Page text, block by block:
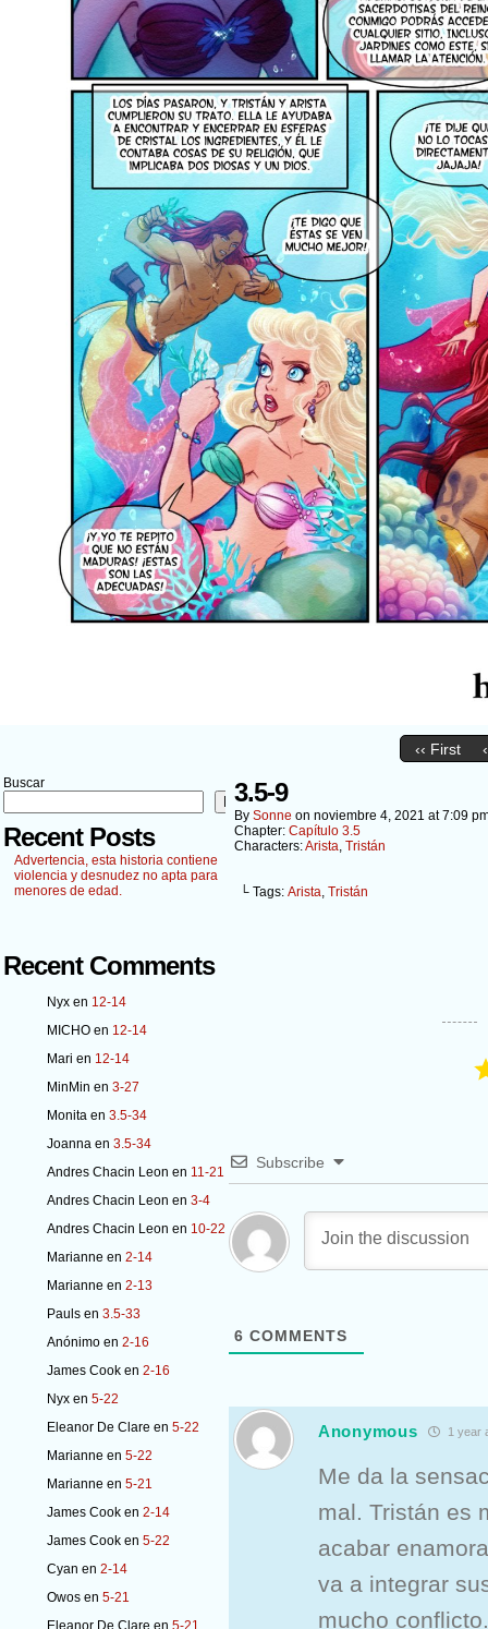
‹‹ First
Buscar
Buscar
Recent Posts
Advertencia, esta historia contiene
violencia y desnudez no apta para
menores de edad.
Recent Comments
Nyx en 12-14
MICHO en 12-14
Mari en 12-14
MinMin en 3-27
Monita en 3.5-34
Joanna en 3.5-34
Andres Chacin Leon en 11-21
Andres Chacin Leon en 3-4
Andres Chacin Leon en 10-22
Marianne en 2-14
Marianne en 2-13
Pauls en 3.5-33
Anónimo en 2-16
James Cook en 2-16
Nyx en 5-22
Eleanor De Clare en 5-22
Marianne en 5-22
Marianne en 5-21
James Cook en 2-14
James Cook en 5-22
Cyan en 2-14
Owos en 5-21
Eleanor De Clare en 5-21
3.5-9
By Sonne on noviembre 4, 2021 at7:09
Chapter: Capítulo 3.5
Characters:Arista, Tristán
└ Tags: Arista, Tristán
Subscribe
6 COMMENTS
Anonymous 1 year
Me da la
mal. Tristán es
acabar
va a integrar
mucho